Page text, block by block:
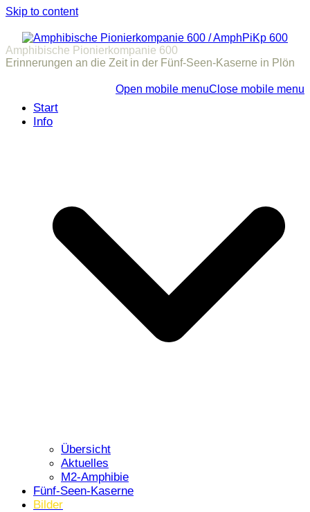
Skip to content
Amphibische Pionierkompanie 600
Erinnerungen an die Zeit in der Fünf-Seen-Kaserne in Plön
Open mobile menuClose mobile menu
Start
Info
Übersicht
Aktuelles
M2-Amphibie
Fünf-Seen-Kaserne
Bilder